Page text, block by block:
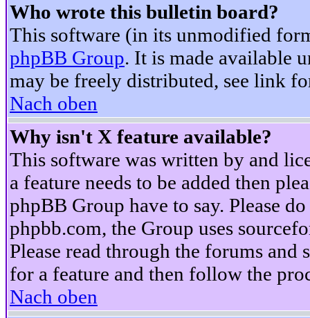
Who wrote this bulletin board?
This software (in its unmodified
phpBB Group. It is made available
may be freely distributed, see link
Nach oben
Why isn't X feature available?
This software was written by and
a feature needs to be added then
phpBB Group have to say. Please
phpbb.com, the Group uses
Please read through the forums
for a feature and then follow the
Nach oben